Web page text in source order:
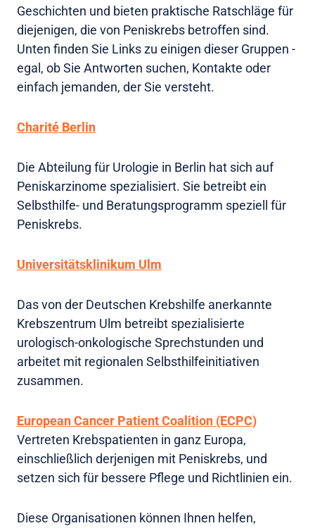
Geschichten und bieten praktische Ratschläge für
diejenigen, die von Peniskrebs betroffen sind.
Unten finden Sie Links zu einigen dieser Gruppen -
egal, ob Sie Antworten suchen, Kontakte oder
einfach jemanden, der Sie versteht.
Charité Berlin
Die Abteilung für Urologie in Berlin hat sich auf
Peniskarzinome spezialisiert. Sie betreibt ein
Selbsthilfe- und Beratungsprogramm speziell für
Peniskrebs.
Universitätsklinikum Ulm
Das von der Deutschen Krebshilfe anerkannte
Krebszentrum Ulm betreibt spezialisierte
urologisch-onkologische Sprechstunden und
arbeitet mit regionalen Selbsthilfeinitiativen
zusammen.
European Cancer Patient Coalition (ECPC)
Vertreten Krebspatienten in ganz Europa,
einschließlich derjenigen mit Peniskrebs, und
setzen sich für bessere Pflege und Richtlinien ein.
Diese Organisationen können Ihnen helfen,